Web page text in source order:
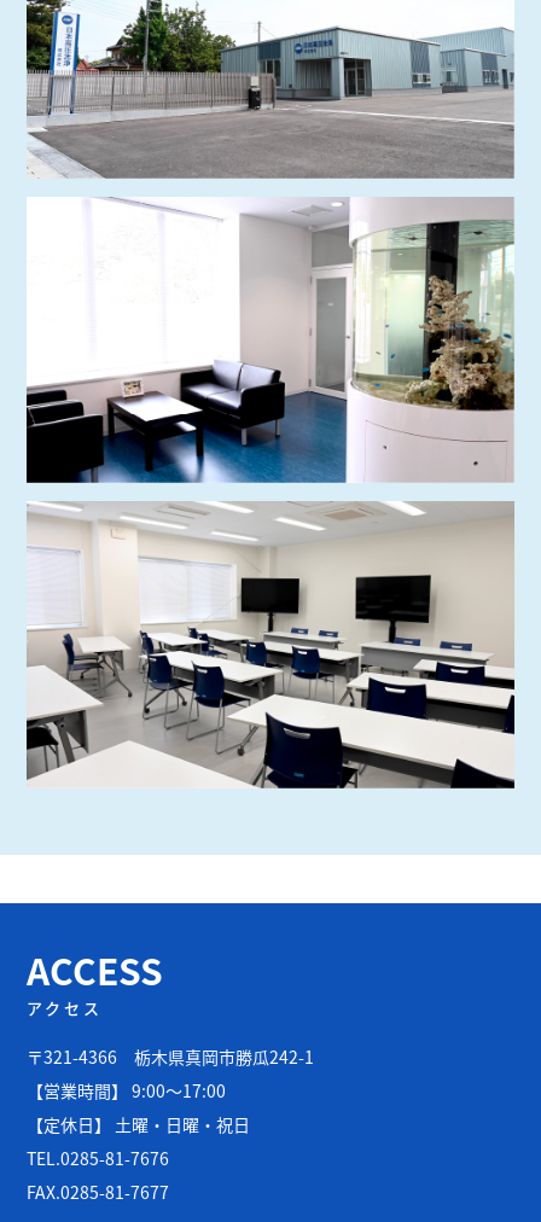
ACCESS
アクセス
〒321-4366 栃木県真岡市勝瓜242-1
【営業時間】 9:00～17:00
【定休日】 土曜・日曜・祝日
TEL.0285-81-7676
FAX.0285-81-7677